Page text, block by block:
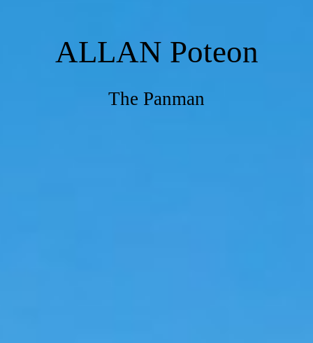
ALLAN Poteon
The Panman